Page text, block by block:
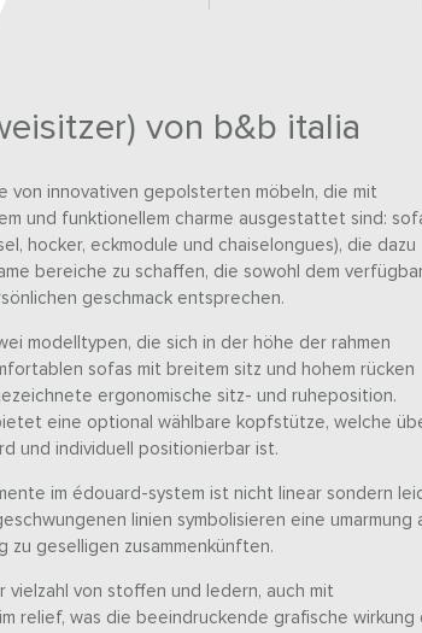
von b&b italia
von innovativen gepolsterten möbeln, die mit
und funktionellem charme ausgestattet sind:
hocker, eckmodule und chaiselongues), die dazu
bereiche zu schaffen, die sowohl dem
geschmack entsprechen.
modelltypen, die sich in der höhe der rahmen
sofas mit breitem sitz und hohem rücken
ergonomische sitz- und ruheposition.
eine optional wählbare kopfstütze, welche
und individuell positionierbar ist.
im édouard-system ist nicht linear sondern
linien symbolisieren eine umarmung
zu geselligen zusammenkünften.
vielzahl von stoffen und ledern, auch mit
relief, was die beeindruckende grafische wirkung